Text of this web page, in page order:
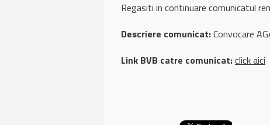
Regasiti in continuare comunicatul
Descriere comunicat:Convocare
Link BVB catre comunicat:click aici